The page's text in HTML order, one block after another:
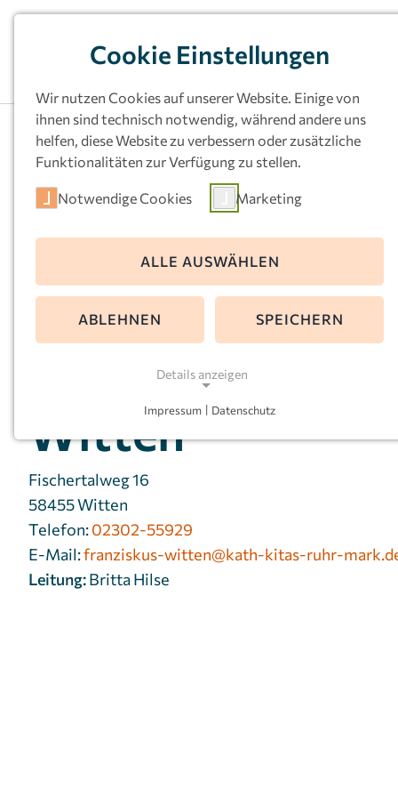
Kath.
ung St.
Witten
Fischertalweg 16
58455 Witten
Telefon:02302-55929
E-Mail:franziskus-witten@kath-kitas-ruhr-
Leitung:Britta Hilse
Cookie Einstellungen
Wir nutzen Cookies auf unserer Website. Einige von
ihnen sind technisch notwendig, während andere uns
helfen, diese Website zu verbessern oder zusätzliche
Funktionalitäten zur Verfügung zu stellen.
Notwendige Cookies Marketing
ALLE AUSWÄHLEN
ABLEHNEN SPEICHERN
Details anzeigen
Notwendige Cookies ermöglichen grundlegende
Funktionen und sind für die einwandfreie Funktion
der Website erforderlich.
Einverständnis-Cookie
Name: cookie_consent
Impressum | Datenschutz